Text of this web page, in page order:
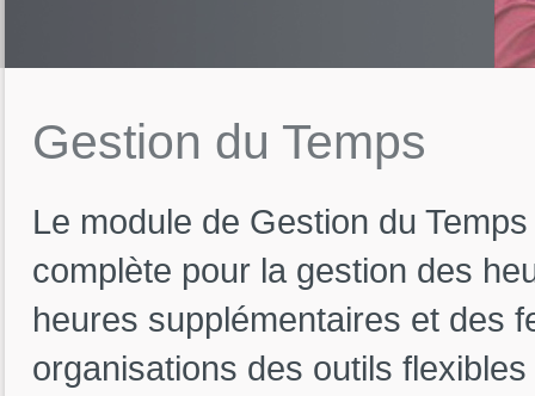
Gestion du Temps
Le module de Gestion du
complète pour la gestion des
heures supplémentaires et des
organisations des outils